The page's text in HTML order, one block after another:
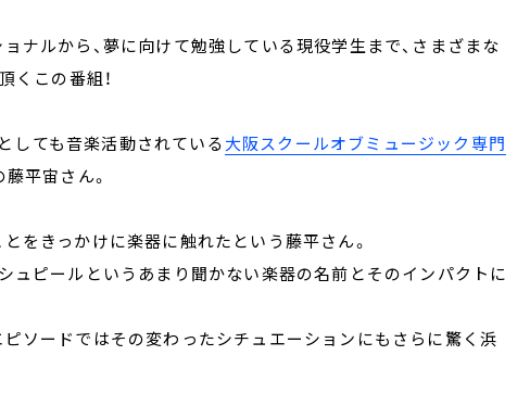
ナルから、夢に向けて勉強している現役学生まで、さまざまな
くこの番組！
としても音楽活動されている大阪スクールオブミュージック専門
平宙さん。
をきっかけに楽器に触れたという藤平さん。
ュピールというあまり聞かない楽器の名前とそのインパクトに
ソードではその変わったシチュエーションにもさらに驚く浜